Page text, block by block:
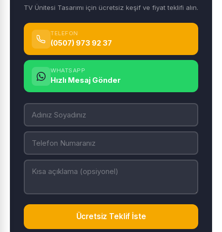
TV Ünitesi Tasarımı için ücretsiz keşif ve fiyat teklifi alın.
TELEFON
(0507) 973 92 37
WHATSAPP
Hızlı Mesaj Gönder
Ücretsiz Teklif İste